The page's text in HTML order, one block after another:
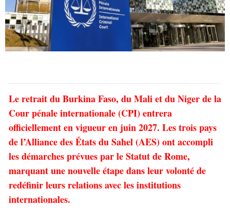
Le retrait du Burkina Faso, du Mali et du Niger de la
Cour pénale internationale (CPI) entrera
officiellement en vigueur en juin 2027. Les trois pays
de l’Alliance des États du Sahel (AES) ont accompli
les démarches prévues par le Statut de Rome,
marquant une nouvelle étape dans leur volonté de
redéfinir leurs relations avec les institutions
internationales.